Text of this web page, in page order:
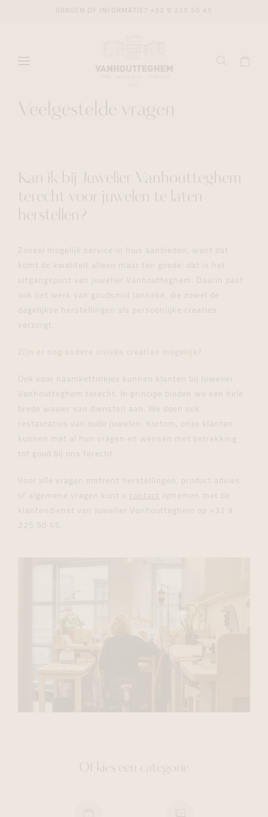
Veelgestelde vragen
Kan ik bij Juwelier Vanhoutteghem
terecht voor juwelen te laten
herstellen?
Zoveel mogelijk service in huis aanbieden, want dat
komt de kwaliteit alleen maar ten goede: dat is het
uitgangspunt van juwelier Vanhoutteghem. Daarin past
ook het werk van goudsmid Janneke, die zowel de
dagelijkse herstellingen als persoonlijke creaties
verzorgt.
Ook voor naamkettinkjes kunnen klanten bij Juwelier
Vanhoutteghem terecht. In principe bieden we een hele
brede waaier van diensten aan. We doen ook
restauraties van oude juwelen. Kortom, onze klanten
kunnen met al hun vragen en wensen met betrekking
tot goud bij ons terecht.
Voor alle vragen omtrent herstellingen, product advies
of algemene vragen kunt u
contact
opnemen met de
klantendienst van Juwelier Vanhoutteghem op +32 9
225 50 45.
Of kies een categorie